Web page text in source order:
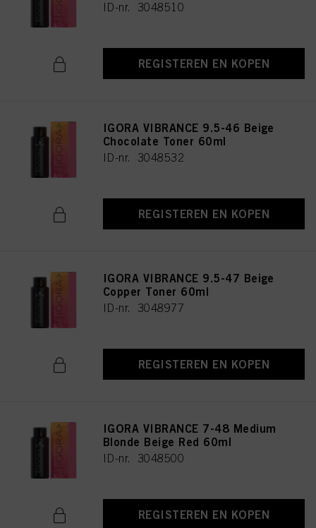
ID-nr. 3048510
REGISTEREN EN KOPEN
IGORA VIBRANCE 9.5-46 Beige
Chocolate Toner 60ml
ID-nr. 3048532
REGISTEREN EN KOPEN
IGORA VIBRANCE 9.5-47 Beige
Copper Toner 60ml
ID-nr. 3048977
REGISTEREN EN KOPEN
IGORA VIBRANCE 7-48 Medium
Blonde Beige Red 60ml
ID-nr. 3048500
REGISTEREN EN KOPEN